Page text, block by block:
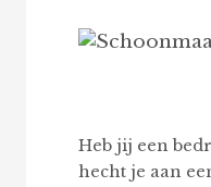
Heb jij een
hecht je aan